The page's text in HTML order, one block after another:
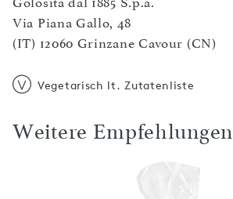
Via Piana Gallo, 48
(IT) 12060 Grinzane Cavour (CN)
Vegetarisch lt. Zutatenliste
Weitere Empfehlungen